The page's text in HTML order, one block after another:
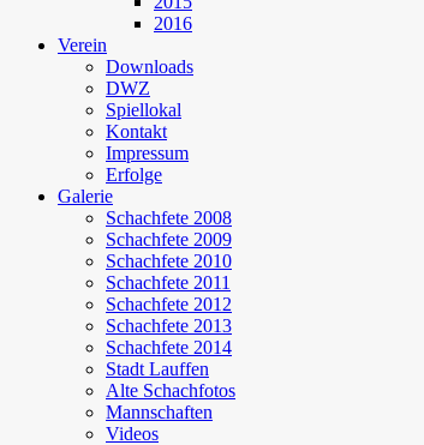
2016
Verein
Downloads
DWZ
Spiellokal
Kontakt
Impressum
Erfolge
Galerie
Schachfete 2008
Schachfete 2009
Schachfete 2010
Schachfete 2011
Schachfete 2012
Schachfete 2013
Schachfete 2014
Stadt Lauffen
Alte Schachfotos
Mannschaften
Videos